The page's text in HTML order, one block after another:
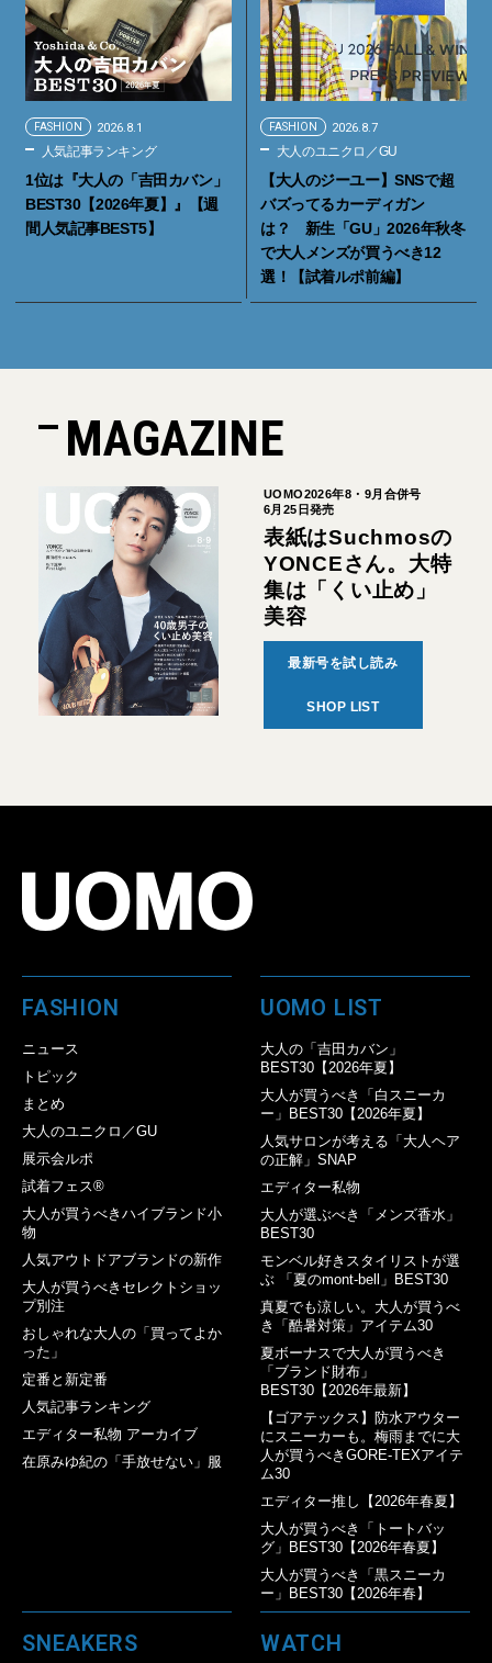
FASHION 2026.8.1
人気記事ランキング
1位は『大人の「吉田カバン」
BEST30【2026年夏】』【週
間人気記事BEST5】
FASHION 2026.8.7
大人のユニクロ／GU
【大人のジーユー】SNSで超
バズってるカーディガン
は？ 新生「GU」2026年秋冬
で大人メンズが買うべき12
選！【試着ルポ前編】
MAGAZINE
UOMO2026年8・9月合併号
6月25日発売
表紙はSuchmosの
YONCEさん。大特
集は「くい止め」
美容
最新号を試し読み
SHOP LIST
FASHION
ニュース
トピック
まとめ
大人のユニクロ／GU
展示会ルポ
試着フェス®︎
大人が買うべきハイブランド小
物
人気アウトドアブランドの新作
大人が買うべきセレクトショッ
プ別注
おしゃれな大人の「買ってよか
った」
定番と新定番
人気記事ランキング
エディター私物 アーカイブ
在原みゆ紀の「手放せない」服
UOMO LIST
大人の「吉田カバン」
BEST30【2026年夏】
大人が買うべき「白スニーカ
ー」BEST30【2026年夏】
人気サロンが考える「大人ヘア
の正解」SNAP
エディター私物
大人が選ぶべき「メンズ香水」
BEST30
モンベル好きスタイリストが選
ぶ 「夏のmont-bell」BEST30
真夏でも涼しい。大人が買うべ
き「酷暑対策」アイテム30
夏ボーナスで大人が買うべき
「ブランド財布」
BEST30【2026年最新】
【ゴアテックス】防水アウター
にスニーカーも。梅雨までに大
人が買うべきGORE-TEXアイテ
ム30
エディター推し【2026年春夏】
大人が買うべき「トートバッ
グ」BEST30【2026年春夏】
大人が買うべき「黒スニーカ
ー」BEST30【2026年春】
SNEAKERS WATCH